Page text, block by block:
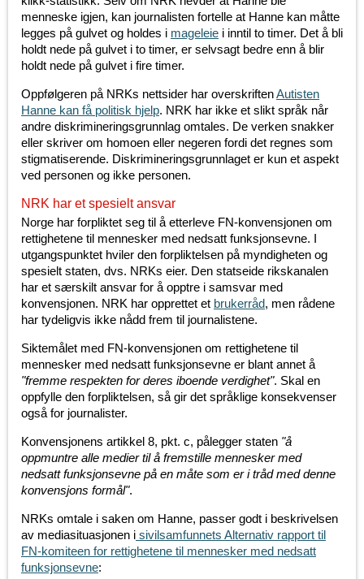
menneske igjen, kan journalisten fortelle at Hanne kan måtte
legges på gulvet og holdes i mageleie i inntil to timer. Det å bli
holdt nede på gulvet i to timer, er selvsagt bedre enn å blir
holdt nede på gulvet i fire timer.
Oppfølgeren på NRKs nettsider har overskriftenAutisten
Hanne kan få politisk hjelp. NRK har ikke et slikt språk når
andre diskrimineringsgrunnlag omtales. De verken snakker
eller skriver om homoen eller negeren fordi det regnes som
stigmatiserende. Diskrimineringsgrunnlaget er kun et aspekt
ved personen og ikke personen.
NRK har et spesielt ansvar
Norge har forpliktet seg til å etterleve FN-konvensjonen om
rettighetene til mennesker med nedsatt funksjonsevne. I
utgangspunktet hviler den forpliktelsen på myndigheten og
spesielt staten, dvs. NRKs eier. Den statseide rikskanalen
har et særskilt ansvar for å opptre i samsvar med
konvensjonen. NRK har opprettet et brukerråd, men rådene
har tydeligvis ikke nådd frem til journalistene.
Siktemålet med FN-konvensjonen om rettighetene til
mennesker med nedsatt funksjonsevne er blant annet å
"fremme respekten for deres iboende verdighet". Skal en
oppfylle den forpliktelsen, så gir det språklige konsekvenser
også for journalister.
Konvensjonens artikkel 8, pkt. c, pålegger staten "å
oppmuntre alle medier til å fremstille mennesker med
nedsatt funksjonsevne på en måte som er i tråd med denne
konvensjons formål".
NRKs omtale i saken om Hanne, passer godt i beskrivelsen
av mediasituasjonen i sivilsamfunnets Alternativ rapport til
FN-komiteen for rettighetene til mennesker med nedsatt
funksjonsevne: